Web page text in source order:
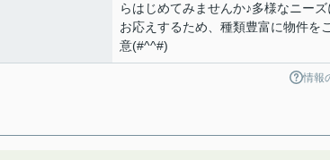
らはじめてみませんか♪多様なニーズ
お応えするため、種類豊富に物件を
意(#^^#)
情報